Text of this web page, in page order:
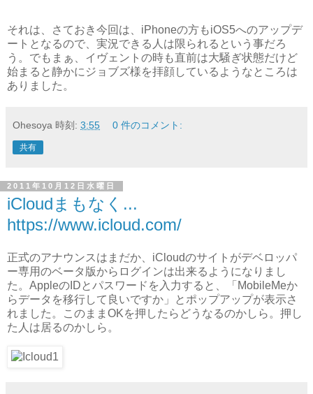
それは、さておき今回は、iPhoneの方もiOS5へのアップデ
ートとなるので、実況できる人は限られるという事だろ
う。でもまぁ、イヴェントの時も直前は大騒ぎ状態だけど
始まると静かにジョブズ様を拝顔しているようなところは
ありました。
Ohesoya 時刻: 3:55 0 件のコメント:
共有
2011年10月12日水曜日
iCloudまもなく...
https://www.icloud.com/
正式のアナウンスはまだか、iCloudのサイトがデベロッパ
ー専用のベータ版からログインは出来るようになりまし
た。AppleのIDとパスワードを入力すると、「MobileMeか
らデータを移行して良いですか」とポップアップが表示さ
れました。このままOKを押したらどうなるのかしら。押し
た人は居るのかしら。